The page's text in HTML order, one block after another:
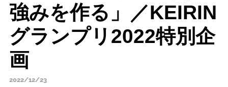
強みを作る」／KEIRIN
グランプリ2022特別企
画
2022/12/23